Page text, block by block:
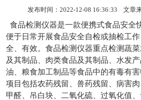
发布时间：2022-12-08 16:36:33 文章
食品检测仪器是一款便携式食品安全
便于日常开展食品安全自检或抽检工
全、有效。食品检测仪器重点检测蔬
及其制品、肉类食品及其制品、水发
油、粮食加工制品等食品中的有毒有
项目包括农药残留、兽药残留、病害肉
甲醛、吊白块、二氧化硫、过氧化值